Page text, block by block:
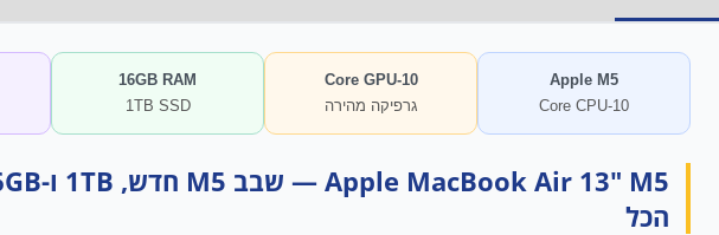
Apple M5
10-Core CPU
10-Core GPU
גרפיקה מהירה
16GB RAM
1TB SSD
הכל